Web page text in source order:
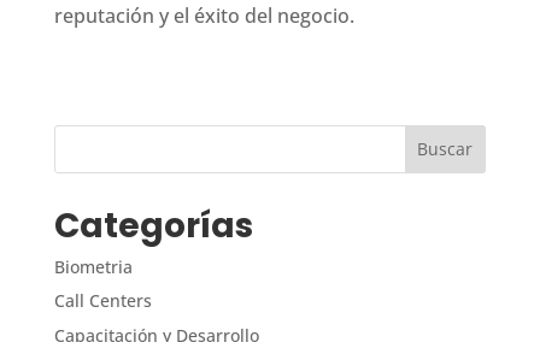
reputación y el éxito del negocio.
Categorías
Biometria
Call Centers
Capacitación y Desarrollo